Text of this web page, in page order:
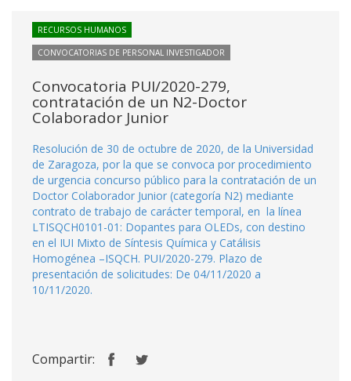
RECURSOS HUMANOS
CONVOCATORIAS DE PERSONAL INVESTIGADOR
Convocatoria PUI/2020-279,
contratación de un N2-Doctor
Colaborador Junior
Resolución de 30 de octubre de 2020, de la Universidad
de Zaragoza, por la que se convoca por procedimiento
de urgencia concurso público para la contratación de un
Doctor Colaborador Junior (categoría N2) mediante
contrato de trabajo de carácter temporal, en la línea
LTISQCH0101-01: Dopantes para OLEDs, con destino
en el IUI Mixto de Síntesis Química y Catálisis
Homogénea –ISQCH. PUI/2020-279. Plazo de
presentación de solicitudes: De 04/11/2020 a
10/11/2020.
Compartir: